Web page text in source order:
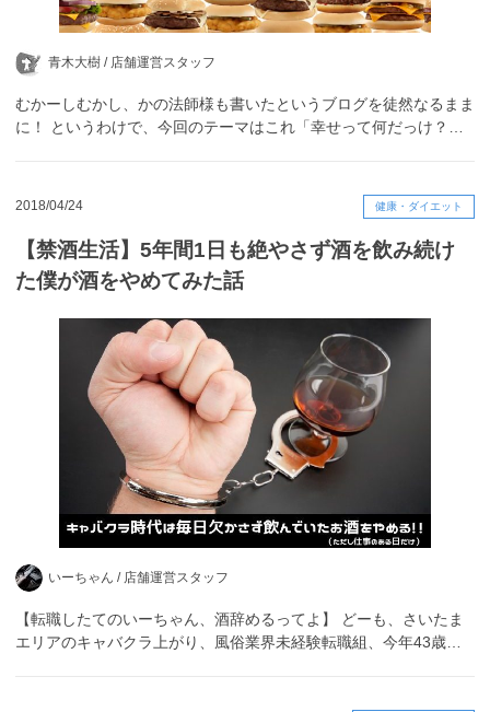
青木大樹 / 店舗運営スタッフ
むかーしむかし、かの法師様も書いたというブログを徒然なるまま
に！ というわけで、今回のテーマはこれ「幸せって何だっけ？…
2018/04/24 健康・ダイエット
【禁酒生活】5年間1日も絶やさず酒を飲み続け
た僕が酒をやめてみた話
いーちゃん / 店舗運営スタッフ
【転職したてのいーちゃん、酒辞めるってよ】 どーも、さいたま
エリアのキャバクラ上がり、風俗業界未経験転職組、今年43歳…